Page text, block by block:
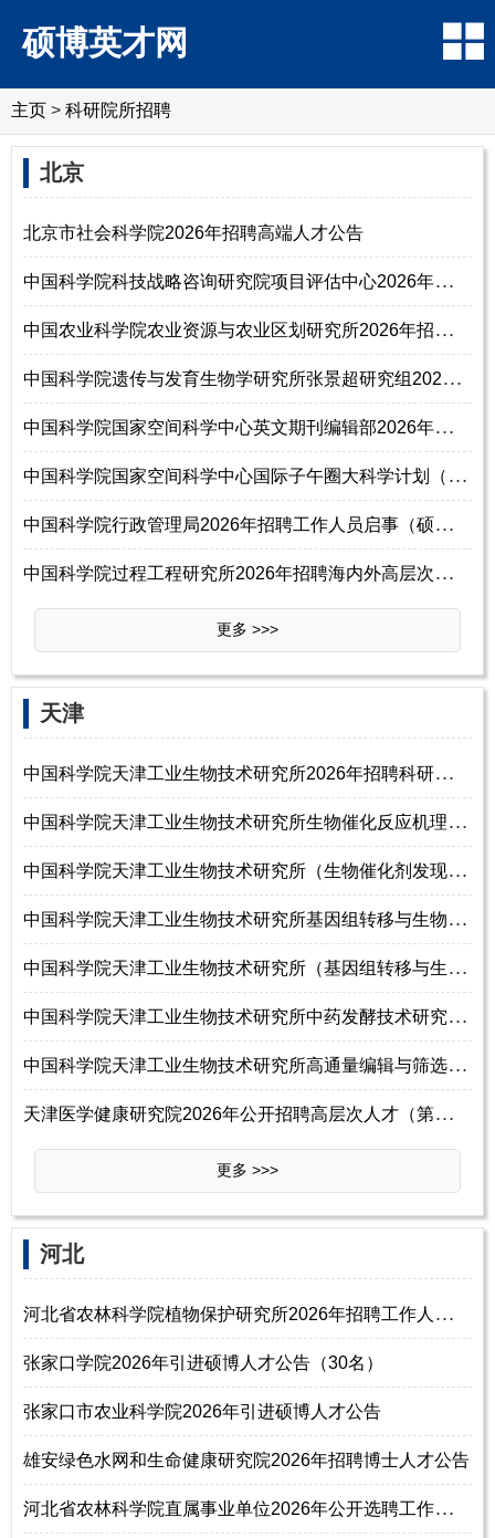
硕博英才网
主页 > 科研院所招聘
北京
北京市社会科学院2026年招聘高端人才公告
中
国科学院科技战略咨询研究院项目评估中心2026年招聘中层领导岗位人员启事
中
国农业科学院农业资源与农业区划研究所2026年招聘高层次人才公告
中
国科学院遗传与发育生物学研究所张景超研究组2026年招聘启事（硕士研究生
中
国科学院国家空间科学中心英文期刊编辑部2026年招聘工作人员启事（博士研
中
国科学院国家空间科学中心国际子午圈大科学计划（IMCP）2026年诚聘英才（博
中
国科学院行政管理局2026年招聘工作人员启事（硕士研究生及以上）
中
国科学院过程工程研究所2026年招聘海内外高层次人才启事
更多 >>>
天津
中
国科学院天津工业生物技术研究所2026年招聘科研人员启事（硕士研究生及以
中
国科学院天津工业生物技术研究所生物催化反应机理及应用研究组2026年招聘
中
国科学院天津工业生物技术研究所（生物催化剂发现、改造及应用研究组）
中
国科学院天津工业生物技术研究所基因组转移与生物底盘工程研究组2026年招
中
国科学院天津工业生物技术研究所（基因组转移与生物底盘工程研究组）20
中
国科学院天津工业生物技术研究所中药发酵技术研究中心2026年招聘工作人员
中
国科学院天津工业生物技术研究所高通量编辑与筛选平台实验室2026年招聘副
天
津医学健康研究院2026年公开招聘高层次人才（第三批）
更多 >>>
河北
河
北省农林科学院植物保护研究所2026年招聘工作人员启事
张家口学院2026年引进硕博人才公告（30名）
张家口市农业科学院2026年引进硕博人才公告
雄安绿色水网和生命健康研究院2026年招聘博士人才公告
河
北省农林科学院直属事业单位2026年公开选聘工作人员24名公告